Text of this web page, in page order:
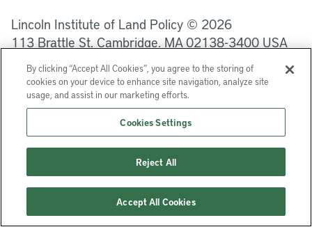
Lincoln Institute of Land Policy © 2026
113 Brattle St, Cambridge, MA 02138-3400 USA
Ayuda
Privacidad Términos de uso
By clicking “Accept All Cookies”, you agree to the storing of
cookies on your device to enhance site navigation, analyze site
usage, and assist in our marketing efforts.
Cookies Settings
Reject All
Accept All Cookies